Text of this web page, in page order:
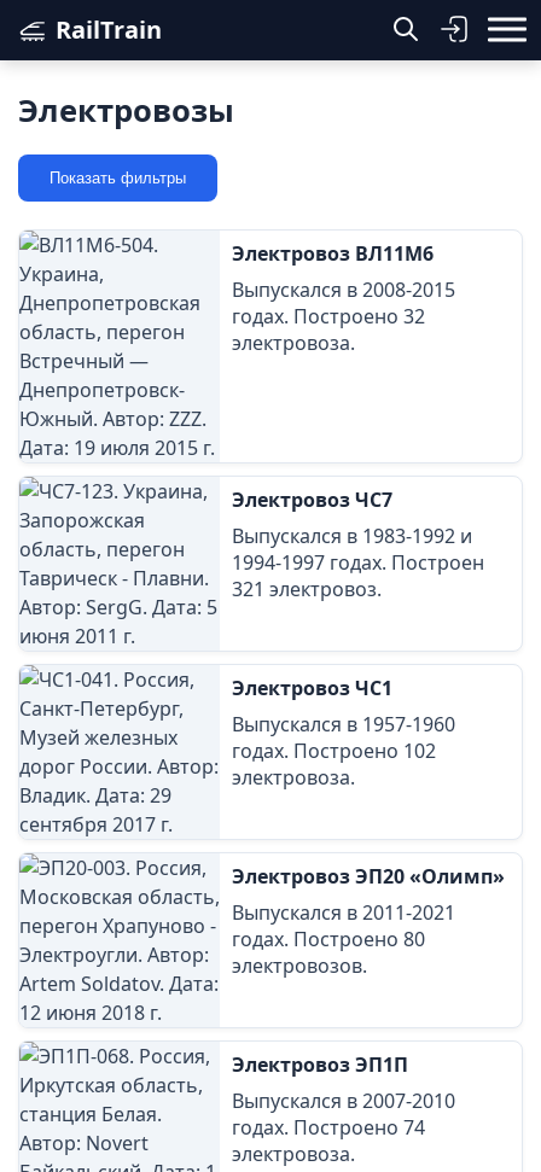
RailTrain
Электровозы
Показать фильтры
Электровоз ВЛ11М6
Выпускался в 2008-2015
годах. Построено 32
электровоза.
Электровоз ЧС7
Выпускался в 1983-1992 и
1994-1997 годах. Построен
321 электровоз.
Электровоз ЧС1
Выпускался в 1957-1960
годах. Построено 102
электровоза.
Электровоз ЭП20 «Олимп»
Выпускался в 2011-2021
годах. Построено 80
электровозов.
Электровоз ЭП1П
Выпускался в 2007-2010
годах. Построено 74
электровоза.